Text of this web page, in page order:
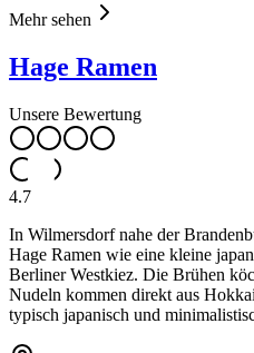
Mehr sehen
Hage Ramen
Unsere Bewertung
4.7
In Wilmersdorf nahe der
Hage Ramen wie eine kleine
Berliner Westkiez. Die Brühen
Nudeln kommen direkt aus
typisch japanisch und